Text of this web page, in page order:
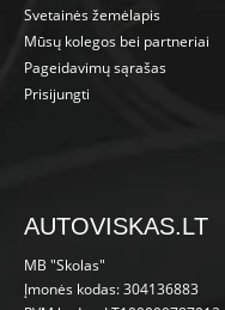
Svetainės žemėlapis
Mūsų kolegos bei partneriai
Pageidavimų sąrašas
Prisijungti
AUTOVISKAS.LT
MB "Skolas"
Įmonės kodas: 304136883